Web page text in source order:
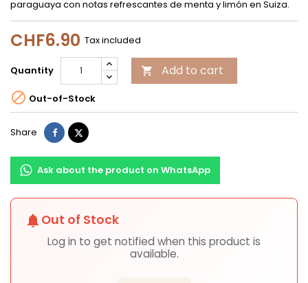
paraguaya con notas refrescantes de menta y limón en Suiza.
CHF6.90 Tax included
Quantity  Add to cart
 Out-of-Stock
Share ShareTweet
Ask about the product on WhatsApp
notifications Out of Stock
Log in to get notified when this product is
available.